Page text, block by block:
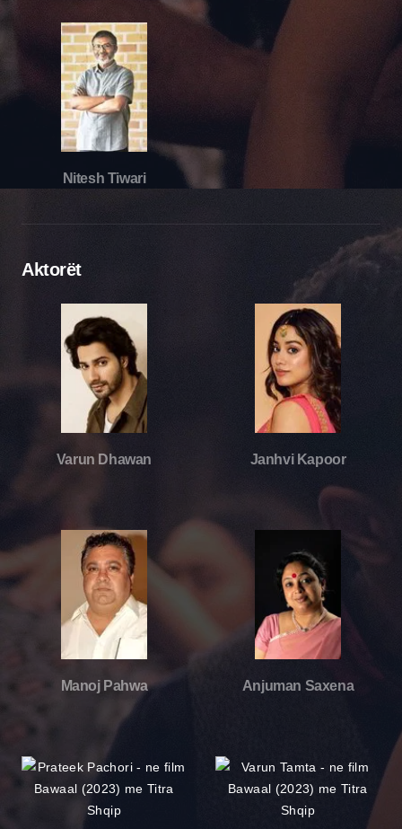
Nitesh Tiwari
Aktorët
Varun Dhawan Janhvi Kapoor
Manoj Pahwa Anjuman Saxena